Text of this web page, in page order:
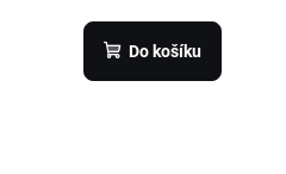
Do košíku